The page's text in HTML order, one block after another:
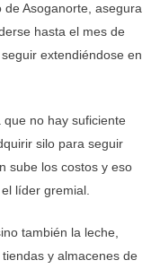
de Asoganorte, asegura
hasta el mes de
extendiéndose en
que no hay suficiente
silo para seguir
sube los costos y eso
líder gremial.
también la leche,
y almacenes de